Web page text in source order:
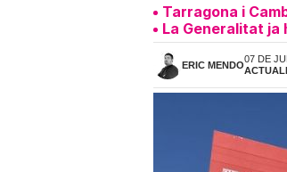
Tarragona i
La Generalitat ja
ERIC MENDO
07 DE